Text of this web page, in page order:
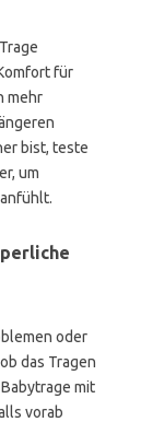
für
mehr
bist, teste
um
oder
das Tragen
mit
vorab